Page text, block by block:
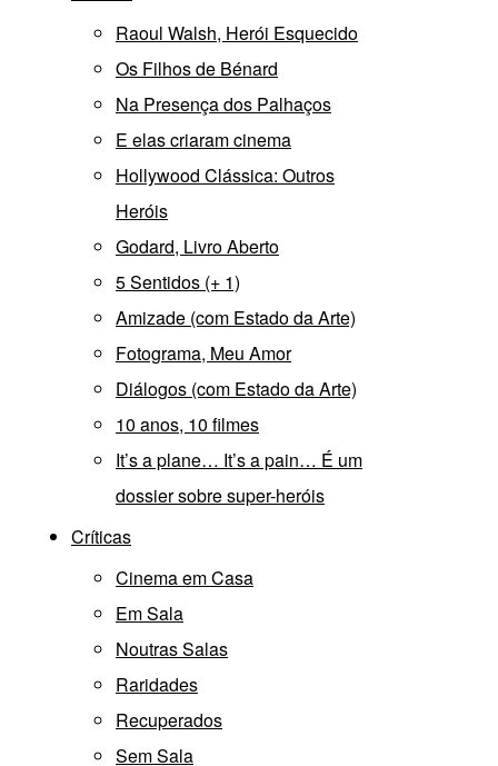
Raoul Walsh, Herói Esquecido
Os Filhos de Bénard
Na Presença dos Palhaços
E elas criaram cinema
Hollywood Clássica: Outros
Heróis
Godard, Livro Aberto
5 Sentidos (+ 1)
Amizade (com Estado da Arte)
Fotograma, Meu Amor
Diálogos (com Estado da Arte)
10 anos, 10 filmes
It’s a plane… It’s a pain… É um
dossier sobre super-heróis
Críticas
Cinema em Casa
Em Sala
Noutras Salas
Raridades
Recuperados
Sem Sala